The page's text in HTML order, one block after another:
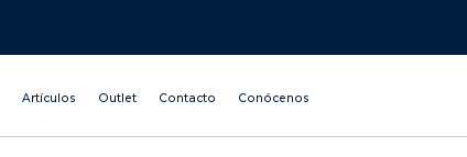
Artículos Outlet Contacto Conócenos